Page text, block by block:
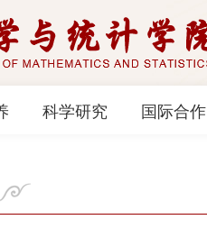
科学研究 国际合作